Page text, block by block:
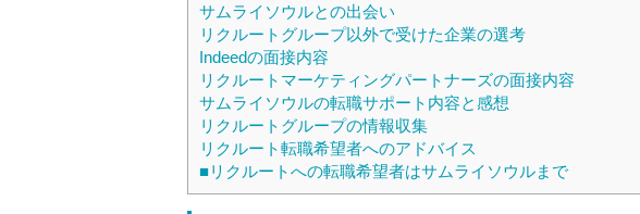
サムライソウルとの出会い
リクルートグループ以外で受けた企業の選考
Indeedの面接内容
リクルートマーケティングパートナーズの面接内容
サムライソウルの転職サポート内容と感想
リクルートグループの情報収集
リクルート転職希望者へのアドバイス
■リクルートへの転職希望者はサムライソウルまで